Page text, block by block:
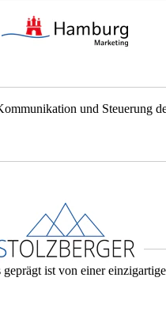
und Steuerung
ist von einer